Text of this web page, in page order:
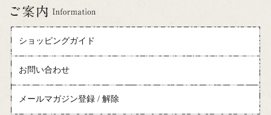
ショッピングガイド
お問い合わせ
メールマガジン登録 / 解除